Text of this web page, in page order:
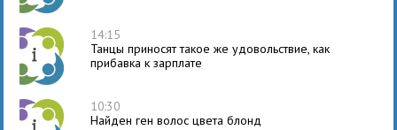
14:15
Танцы приносят такое же удовольствие, как
прибавка к зарплате
10:30
Найден ген волос цвета блонд